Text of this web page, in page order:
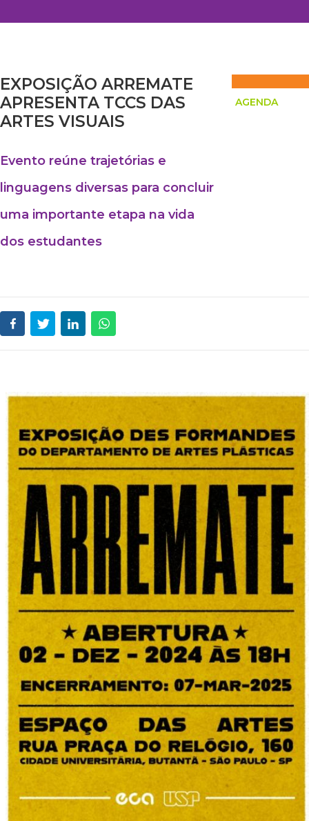
EXPOSIÇÃO ARREMATE
APRESENTA TCCS DAS
ARTES VISUAIS
Evento reúne trajetórias e
linguagens diversas para concluir
uma importante etapa na vida
dos estudantes
AGENDA